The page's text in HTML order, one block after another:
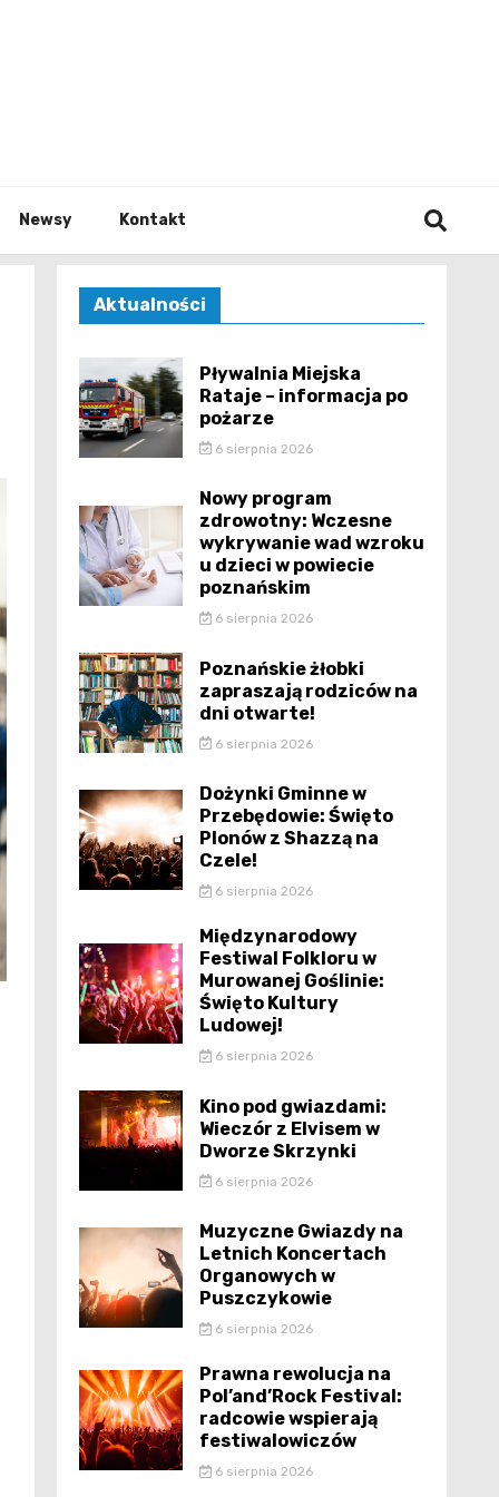
Newsy Kontakt
Aktualności
Pływalnia Miejska
Rataje – informacja po
pożarze
6 sierpnia 2026
Nowy program
zdrowotny: Wczesne
wykrywanie wad wzroku
u dzieci w powiecie
poznańskim
6 sierpnia 2026
Poznańskie żłobki
zapraszają rodziców na
dni otwarte!
6 sierpnia 2026
Dożynki Gminne w
Przebędowie: Święto
Plonów z Shazzą na
Czele!
6 sierpnia 2026
Międzynarodowy
Festiwal Folkloru w
Murowanej Goślinie:
Święto Kultury
Ludowej!
6 sierpnia 2026
Kino pod gwiazdami:
Wieczór z Elvisem w
Dworze Skrzynki
6 sierpnia 2026
Muzyczne Gwiazdy na
Letnich Koncertach
Organowych w
Puszczykowie
6 sierpnia 2026
Prawna rewolucja na
Pol’and’Rock Festival:
radcowie wspierają
festiwalowiczów
6 sierpnia 2026